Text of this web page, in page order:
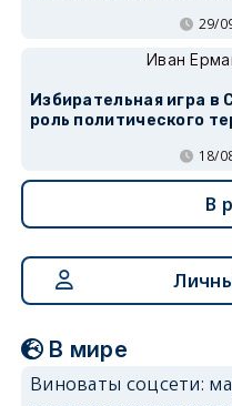
29/
Иван
Избирательная игра в
роль политического
18/
В
В мире
Виноваты соцсети: